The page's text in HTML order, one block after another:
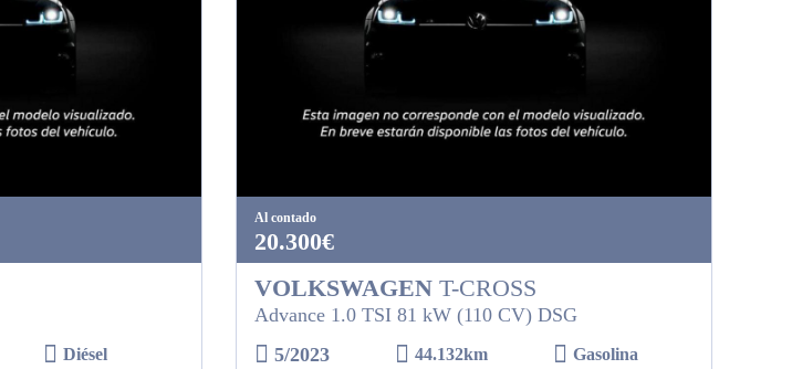
Diésel
Al contado
20.300€
VOLKSWAGENT-CROSS
Advance 1.0 TSI 81 kW (110 CV) DSG
5/2023
44.132km Gasolina